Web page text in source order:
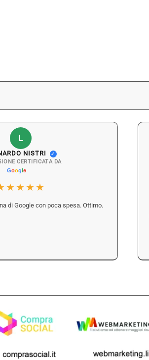
L
NISTRI ✓
CERTIFICATA DA
di Google con poca spesa. Ottimo.